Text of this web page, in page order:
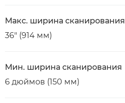
Макс. ширина сканирования
36" (914 мм)
Мин. ширина сканирования
6 дюймов (150 мм)